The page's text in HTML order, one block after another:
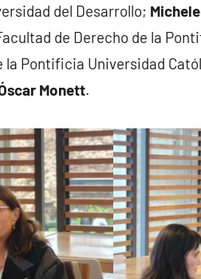
del Desarrollo;
de Derecho de la
Pontificia Universidad
Monett.